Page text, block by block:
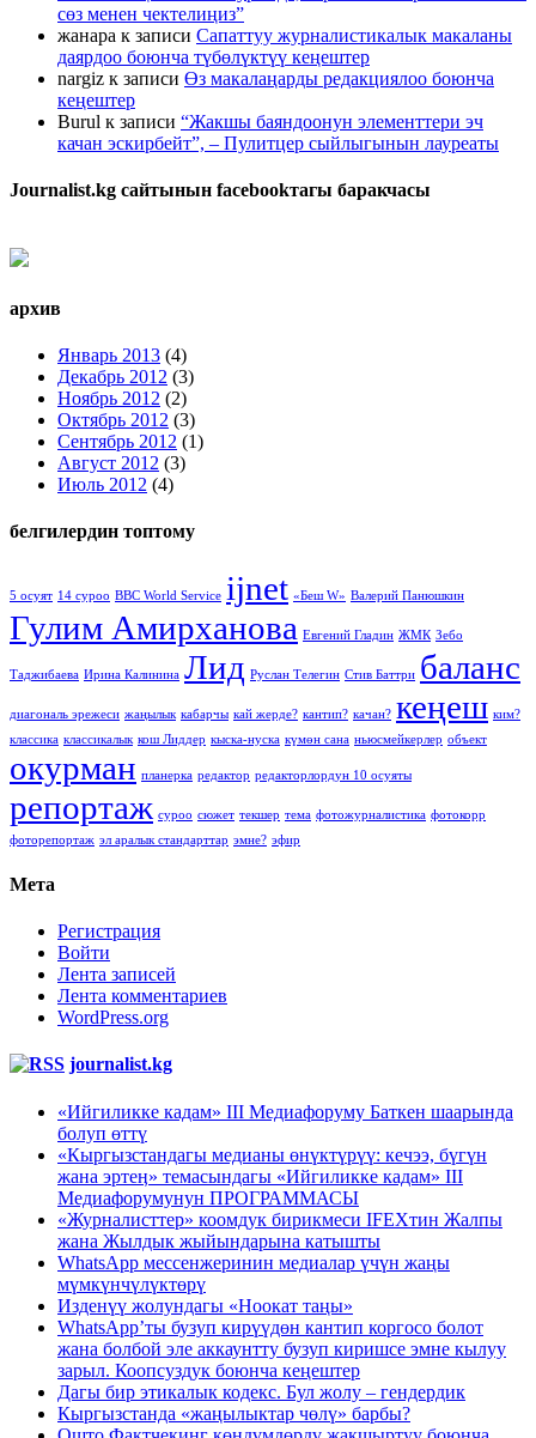
сөз менен чектелиңиз”
жанара к записи Сапаттуу журналистикалык макаланы
даярдоо боюнча түбөлүктүү кеңештер
nargiz к записи Өз макалаңарды редакциялоо боюнча
кеңештер
Burul к записи “Жакшы баяндоонун элементтери эч
качан эскирбейт”, – Пулитцер сыйлыгынын лауреаты
Journalist.kg сайтынын facebookтагы баракчасы
архив
Январь 2013 (4)
Декабрь 2012 (3)
Ноябрь 2012 (2)
Октябрь 2012 (3)
Сентябрь 2012 (1)
Август 2012 (3)
Июль 2012 (4)
белгилердин топтому
5 осуят 14 суроо BBC World Service ijnet «Беш W» Валерий Панюшкин
Гулим Амирханова Евгений Гладин ЖМК Зебо
Таджибаева Ирина Калинина Лид Руслан Телегин Стив Баттри баланс
диагональ эрежеси жаңылык кабарчы кай жерде? кантип? качан? кеңеш ким?
классика классикалык кош Лиддер кыска-нуска күмөн сана ньюсмейкерлер объект
окурман планерка редактор редакторлордун 10 осуяты
репортаж суроо сюжет текшер тема фотожурналистика фотокорр
фоторепортаж эл аралык стандарттар эмне? эфир
Мета
Регистрация
Войти
Лента записей
Лента комментариев
WordPress.org
journalist.kg
«Ийгиликке кадам» III Медиафоруму Баткен шаарында
болуп өттү
«Кыргызстандагы медианы өнүктүрүү: кечээ, бүгүн
жана эртеӊ» темасындагы «Ийгиликке кадам» III
Медиафорумунун ПРОГРАММАСЫ
«Журналисттер» коомдук бирикмеси IFEXтин Жалпы
жана Жылдык жыйындарына катышты
WhatsApp мессенжеринин медиалар үчүн жаңы
мүмкүнчүлүктөрү
Изденүү жолундагы «Ноокат таңы»
WhatsApp’ты бузуп кирүүдөн кантип коргосо болот
жана болбой эле аккаунтту бузуп киришсе эмне кылуу
зарыл. Коопсуздук боюнча кеңештер
Дагы бир этикалык кодекс. Бул жолу – гендердик
Кыргызстанда «жаңылыктар чөлү» барбы?